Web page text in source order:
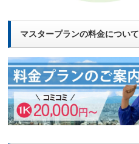
マスタープランの料金について